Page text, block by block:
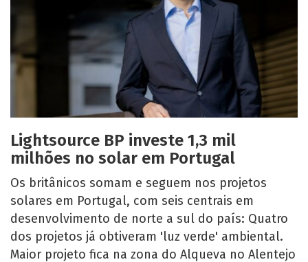
Lightsource BP investe 1,3 mil
milhões no solar em Portugal
Os britânicos somam e seguem nos projetos
solares em Portugal, com seis centrais em
desenvolvimento de norte a sul do país: Quatro
dos projetos já obtiveram 'luz verde' ambiental.
Maior projeto fica na zona do Alqueva no Alentejo